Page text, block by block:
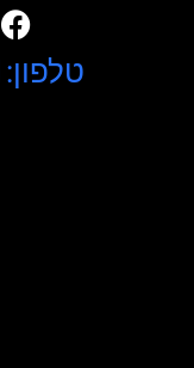
טלפון:077-5540051